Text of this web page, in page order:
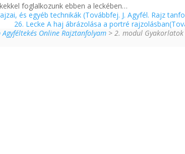
foglalkozunk ebben a leckében…
és egyéb technikák (Továbbfej. J. Agyfél. Rajz
26. Lecke A haj ábrázolása a portré
Online Rajztanfolyam > 2. modul Gyakorlatok